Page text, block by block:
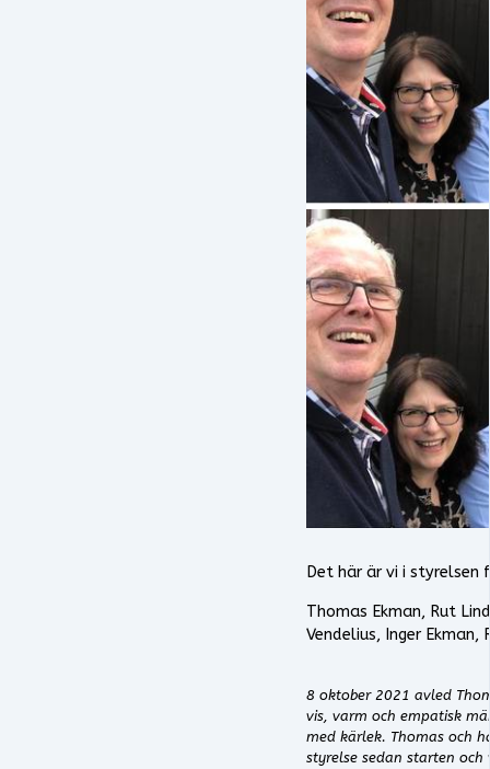
Det här är vi i styrelsen
Thomas Ekman, Rut
Vendelius, Inger Ekman,
8 oktober 2021 avled
vis, varm och empatisk
med kärlek. Thomas och
styrelse sedan starten